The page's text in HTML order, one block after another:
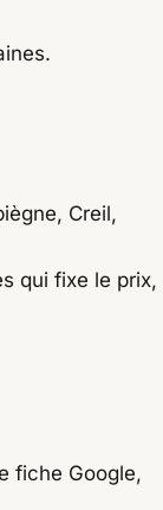
Creil,
qui fixe le prix,
fiche Google,